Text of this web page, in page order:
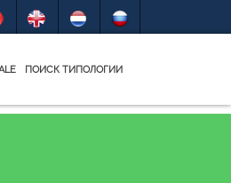
ПОИСК ТИПОЛОГИИ